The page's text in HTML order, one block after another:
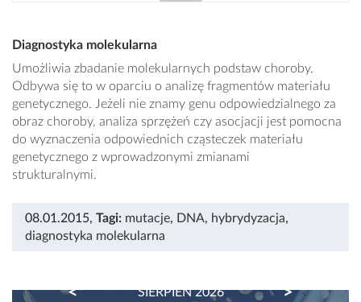
Diagnostyka molekularna
Umożliwia zbadanie molekularnych podstaw choroby.
Odbywa się to w oparciu o analizę fragmentów materiału
genetycznego. Jeżeli nie znamy genu odpowiedzialnego za
obraz choroby, analiza sprzężeń czy asocjacji jest pomocna
do wyznaczenia odpowiednich cząsteczek materiału
genetycznego z wprowadzonymi zmianami
strukturalnymi.
08.01.2015, Tagi: mutacje, DNA, hybrydyzacja,
diagnostyka molekularna
SIERPIEŃ 2026
PREVIOUS NEXT